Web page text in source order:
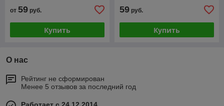
от 59 руб.
Купить
59 руб.
Купить
О нас
Рейтинг не сформирован
Менее 5 отзывов за последний год